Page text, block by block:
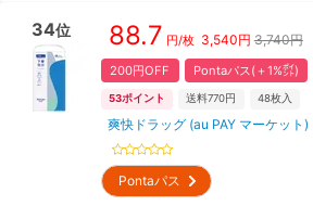
34位 88.7 円/枚 3,540円 3,740円
200円OFF Pontaパス(＋1%㌽)
53ポイント 送料770円 48枚入
爽快ドラッグ (au PAY マーケット)
Pontaパス